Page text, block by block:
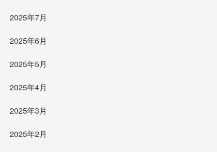
2025年7月
2025年6月
2025年5月
2025年4月
2025年3月
2025年2月